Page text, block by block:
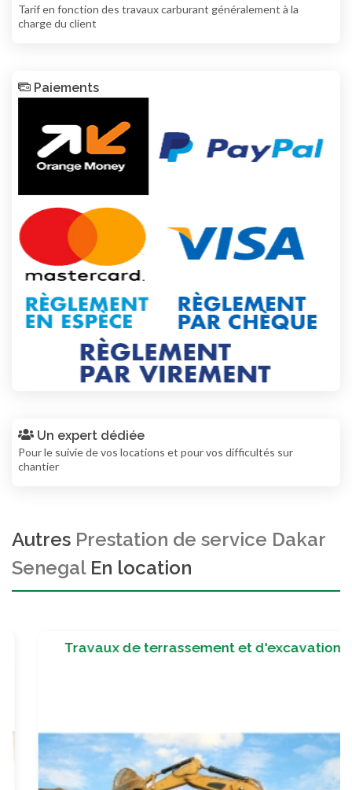
Tarif en fonction des travaux carburant généralement à la
charge du client
Paiements
Un expert dédiée
Pour le suivie de vos locations et pour vos difficultés sur
chantier
Autres Prestation de service Dakar
SenegalEn location
Travaux de terrassement et d'excavation